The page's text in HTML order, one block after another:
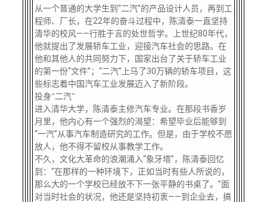
从一个普通的大学生到“二汽”的产品设计人员，再到工
程师、厂长，在22年的奋斗过程中，陈清泰一直坚持
清华的校风——行胜于言的处世哲学。上世纪80年代，
他就提出了发展轿车工业，迎接汽车社会的思路。在
他和其他人的共同努力下，国家出台了关于轿车工业
的第一份“文件”；“二汽”上马了30万辆的轿车项目，这
些标志着中国汽车工业发展迈入了新阶段。
投身“二汽”
进入清华大学，陈清泰主修汽车专业。在那段书香岁
月里，他内心有一个强烈的渴望：希望毕业后能够到
“一汽”从事汽车制造研究的工作。但是，由于学校不愿
放人，他不得不留校从事教学工作。
不久，文化大革命的浪潮涌入“象牙塔”，陈清泰回忆
到：“在那样的一种环境下，正如当时有些人所说的，
那么大的一个学校已经放不下一张平静的书桌了。”面
对当时社会的状况，他还是坚持初衷——到企业去，搞